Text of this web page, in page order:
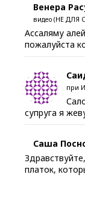
Венера
видео (НЕ ДЛЯ
Ассаляму
пожалуйста
при
супруга я
Саша
платок,